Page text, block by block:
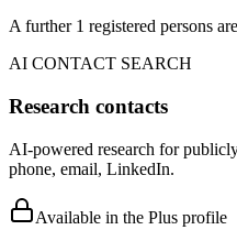
A further 1 registered persons
AI CONTACT SEARCH
Research contacts
AI-powered research for
phone, email, LinkedIn.
Available in the Plus profile